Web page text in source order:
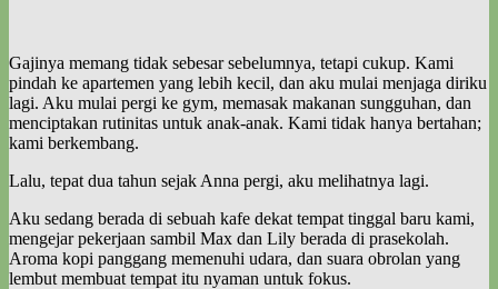
Gajinya memang tidak sebesar sebelumnya, tetapi cukup. Kami
pindah ke apartemen yang lebih kecil, dan aku mulai menjaga diriku
lagi. Aku mulai pergi ke gym, memasak makanan sungguhan, dan
menciptakan rutinitas untuk anak-anak. Kami tidak hanya bertahan;
kami berkembang.
Lalu, tepat dua tahun sejak Anna pergi, aku melihatnya lagi.
Aku sedang berada di sebuah kafe dekat tempat tinggal baru kami,
mengejar pekerjaan sambil Max dan Lily berada di prasekolah.
Aroma kopi panggang memenuhi udara, dan suara obrolan yang
lembut membuat tempat itu nyaman untuk fokus.